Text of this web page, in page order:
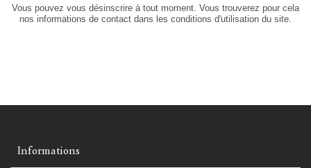
Vous pouvez vous désinscrire à tout moment. Vous trouverez pour cela
nos informations de contact dans les conditions d'utilisation du site.
Informations